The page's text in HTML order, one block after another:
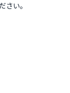
さい。